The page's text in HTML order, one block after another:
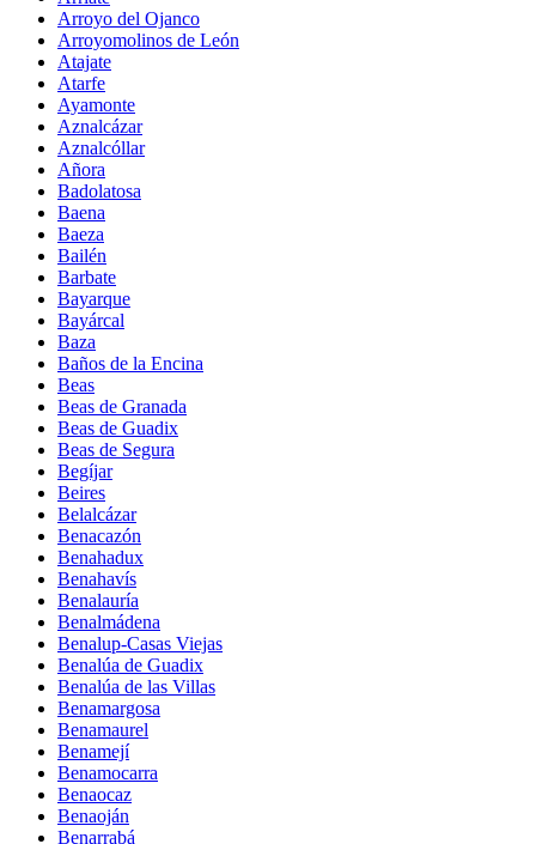
Arroyo del Ojanco
Arroyomolinos de León
Atajate
Atarfe
Ayamonte
Aznalcázar
Aznalcóllar
Añora
Badolatosa
Baena
Baeza
Bailén
Barbate
Bayarque
Bayárcal
Baza
Baños de la Encina
Beas
Beas de Granada
Beas de Guadix
Beas de Segura
Begíjar
Beires
Belalcázar
Benacazón
Benahadux
Benahavís
Benalauría
Benalmádena
Benalup-Casas Viejas
Benalúa de Guadix
Benalúa de las Villas
Benamargosa
Benamaurel
Benamejí
Benamocarra
Benaocaz
Benaoján
Benarrabá